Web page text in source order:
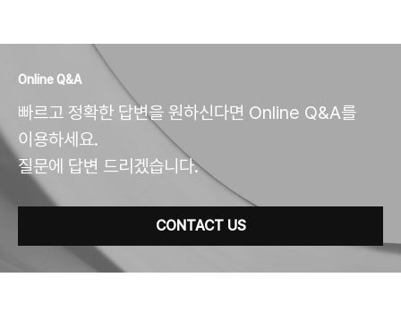
Online Q&A
빠르고 정확한 답변을 원하신다면 Online Q&A를
이용하세요.
질문에 답변 드리겠습니다.
CONTACT US